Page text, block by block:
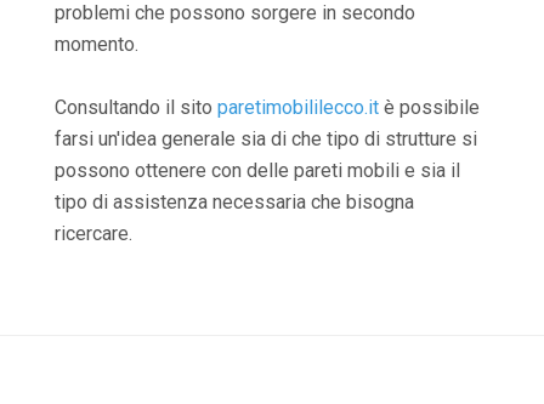
problemi che possono sorgere in secondo
momento.
Consultando il sito paretimobililecco.it è possibile
farsi un'idea generale sia di che tipo di strutture si
possono ottenere con delle pareti mobili e sia il
tipo di assistenza necessaria che bisogna
ricercare.